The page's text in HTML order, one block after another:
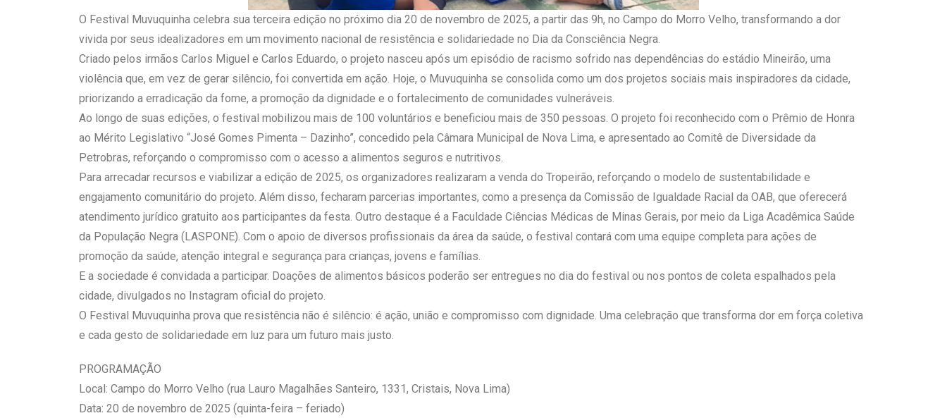
O Festival Muvuquinha celebra sua terceira edição no próximo dia 20 de novembro de 2025, a partir das 9h, no Campo do Morro Velho, transformando a dor
vivida por seus idealizadores em um movimento nacional de resistência e solidariedade no Dia da Consciência Negra.
Criado pelos irmãos Carlos Miguel e Carlos Eduardo, o projeto nasceu após um episódio de racismo sofrido nas dependências do estádio Mineirão, uma
violência que, em vez de gerar silêncio, foi convertida em ação. Hoje, o Muvuquinha se consolida como um dos projetos sociais mais inspiradores da cidade,
priorizando a erradicação da fome, a promoção da dignidade e o fortalecimento de comunidades vulneráveis.
Ao longo de suas edições, o festival mobilizou mais de 100 voluntários e beneficiou mais de 350 pessoas. O projeto foi reconhecido com o Prêmio de Honra
ao Mérito Legislativo “José Gomes Pimenta – Dazinho”, concedido pela Câmara Municipal de Nova Lima, e apresentado ao Comitê de Diversidade da
Petrobras, reforçando o compromisso com o acesso a alimentos seguros e nutritivos.
Para arrecadar recursos e viabilizar a edição de 2025, os organizadores realizaram a venda do Tropeirão, reforçando o modelo de sustentabilidade e
engajamento comunitário do projeto. Além disso, fecharam parcerias importantes, como a presença da Comissão de Igualdade Racial da OAB, que oferecerá
atendimento jurídico gratuito aos participantes da festa. Outro destaque é a Faculdade Ciências Médicas de Minas Gerais, por meio da Liga Acadêmica Saúde
da População Negra (LASPONE). Com o apoio de diversos profissionais da área da saúde, o festival contará com uma equipe completa para ações de
promoção da saúde, atenção integral e segurança para crianças, jovens e famílias.
E a sociedade é convidada a participar. Doações de alimentos básicos poderão ser entregues no dia do festival ou nos pontos de coleta espalhados pela
cidade, divulgados no Instagram oficial do projeto.
O Festival Muvuquinha prova que resistência não é silêncio: é ação, união e compromisso com dignidade. Uma celebração que transforma dor em força coletiva
e cada gesto de solidariedade em luz para um futuro mais justo.
PROGRAMAÇÃO
Local: Campo do Morro Velho (rua Lauro Magalhães Santeiro, 1331, Cristais, Nova Lima)
Data: 20 de novembro de 2025 (quinta-feira – feriado)